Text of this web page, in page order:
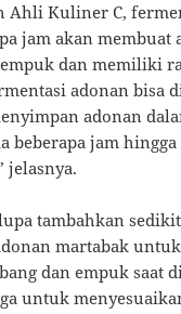
Ahli Kuliner C,
jam akan membuat
dan memiliki
adonan bisa
adonan
beberapa jam
jelasnya.
tambahkan
martabak
dan empuk saat
untuk